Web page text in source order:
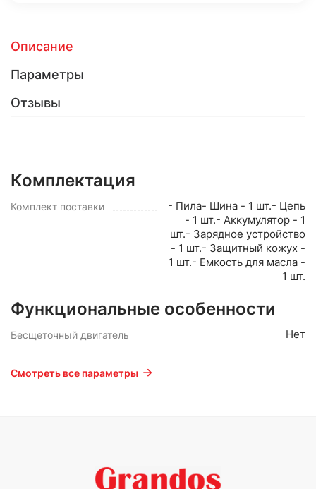
Описание
Параметры
Отзывы
Комплектация
Комплект поставки
- Пила- Шина - 1 шт.- Цепь
- 1 шт.- Аккумулятор - 1
шт.- Зарядное устройство
- 1 шт.- Защитный кожух -
1 шт.- Емкость для масла -
1 шт.
Функциональные особенности
Бесщеточный двигатель Нет
Смотреть все параметры